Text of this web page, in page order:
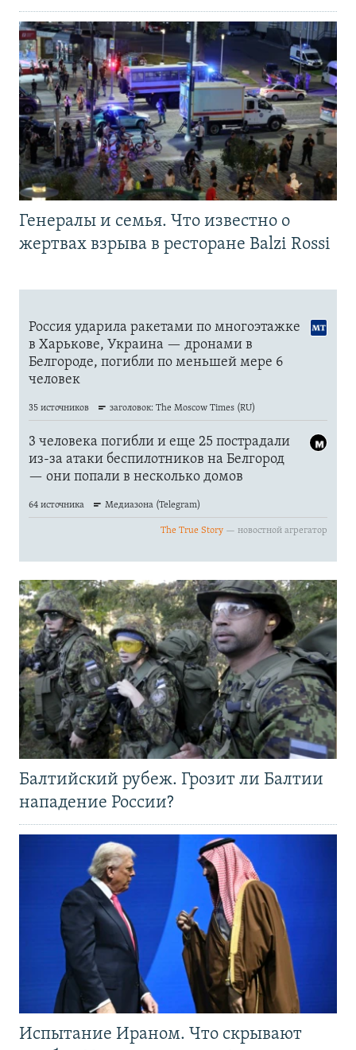
Генералы и семья. Что известно о
жертвах взрыва в ресторане Balzi Rossi
Балтийский рубеж. Грозит ли Балтии
нападение России?
Испытание Ираном. Что скрывают